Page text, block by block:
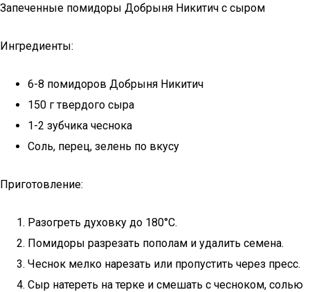
Запеченные помидоры Добрыня Никитич с сыром
Ингредиенты:
6-8 помидоров Добрыня Никитич
150 г твердого сыра
1-2 зубчика чеснока
Соль, перец, зелень по вкусу
Приготовление:
Разогреть духовку до 180°C.
Помидоры разрезать пополам и удалить семена.
Чеснок мелко нарезать или пропустить через пресс.
Сыр натереть на терке и смешать с чесноком, солью